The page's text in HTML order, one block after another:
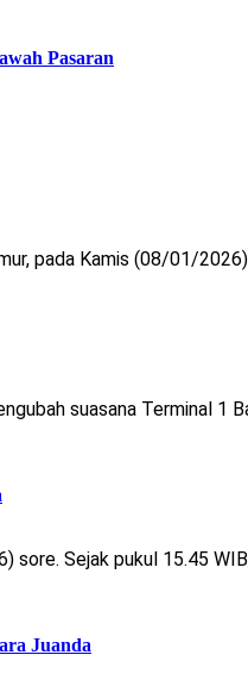
Pasaran
pada Kamis (08/01/
suasana Terminal 1
Sejak pukul 15.45
Juanda